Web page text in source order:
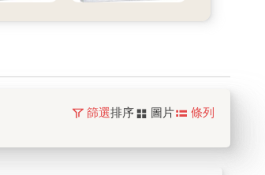
篩選排序 圖片 條列